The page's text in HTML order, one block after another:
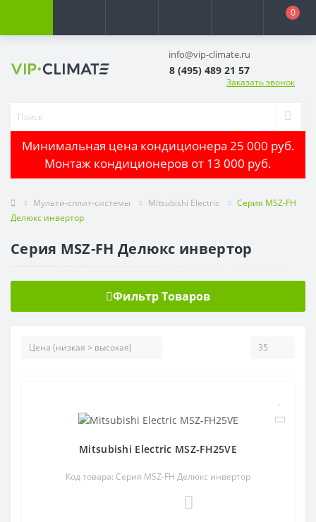
0
info@vip-climate.ru
8 (495) 489 21 57
Заказать звонок
Минимальная цена кондиционера 25 000 руб.
Монтаж кондиционеров от 13 000 руб.
Мульти-сплит-системы Mitsubishi Electric
Серия MSZ-FH
Делюкс инвертор
Серия MSZ-FH Делюкс инвертор
Фильтр Товаров
Mitsubishi Electric MSZ-FH25VE
Код товара: Серия MSZ-FH Делюкс инвертор